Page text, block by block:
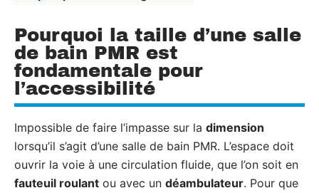
Pourquoi la taille d’une salle
de bain PMR est
fondamentale pour
l’accessibilité
Impossible de faire l’impasse sur la dimension
lorsqu’il s’agit d’une salle de bain PMR. L’espace doit
ouvrir la voie à une circulation fluide, que l’on soit en
fauteuil roulant ou avec un déambulateur. Pour que